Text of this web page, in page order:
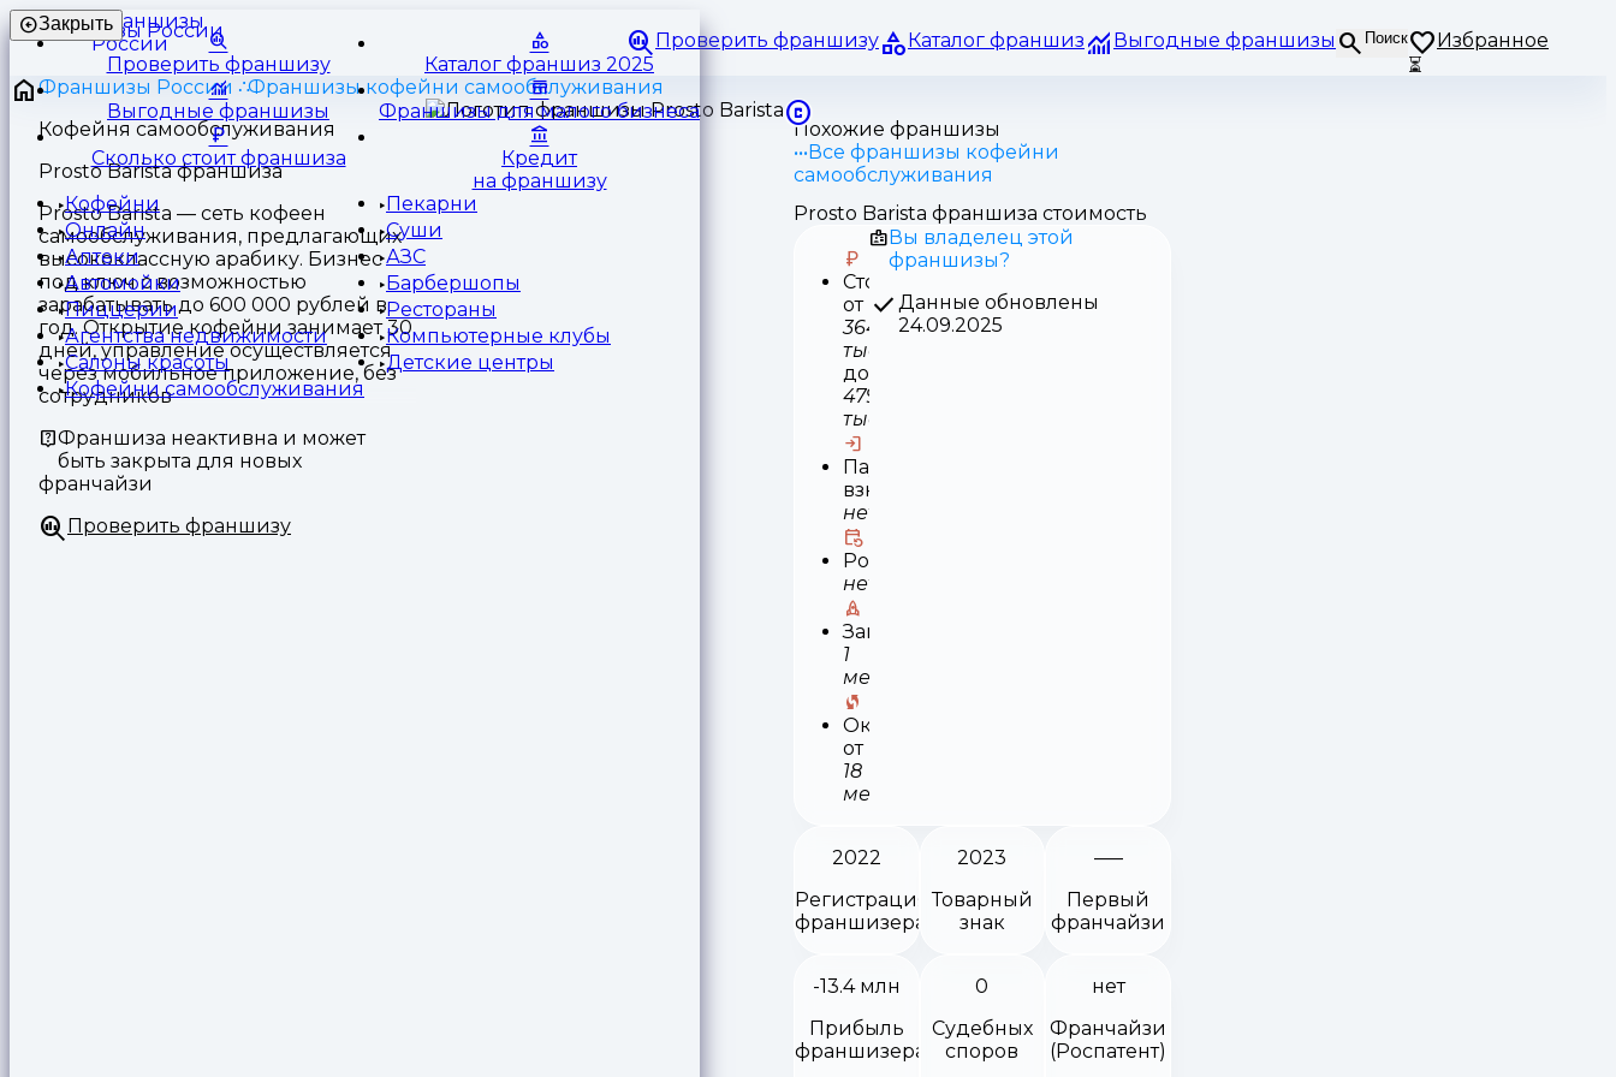
Франшизы
России
Проверить франшизу Каталог франшиз Выгодные франшизы Поиск
Избранное
⏳
Закрыть
Проверить франшизу Каталог франшиз 2025
Выгодные франшизы Франшизы для малого бизнеса
Сколько стоит франшиза
Кредит
на франшизу
Кофейни
Пекарни
Онлайн
Суши
Аптеки
АЗС
Автомойки
Барбершопы
Пиццерии
Рестораны
Агентства недвижимости
Компьютерные клубы
Салоны красоты
Детские центры
Кофейни самообслуживания
Франшизы России
Франшизы кофейни самообслуживания
Кофейня самообслуживания
Prosto Barista франшиза
Prosto Barista — сеть кофеен
самообслуживания, предлагающих
высококлассную арабику. Бизнес
под ключ с возможностью
зарабатывать до 600 000 рублей в
год. Открытие кофейни занимает 30
дней, управление осуществляется
через мобильное приложение, без
сотрудников
Франшиза неактивна и может
быть закрыта для новых
франчайзи
Проверить франшизу
Похожие франшизы
Все франшизы кофейни
самообслуживания
Prosto Barista франшиза стоимость
Стоимость
от
364
тыс
до
479
тыс
Паушальный
взнос
нет
Роялти
нет
Запуск
1
месяц
Окупаемость
от
18
месяцев
Вы владелец этой
франшизы?
Данные обновлены
24.09.2025
2022
Регистрация
франшизера
2023
Товарный
знак
Первый
франчайзи
-13.4 млн
Прибыль
франшизера
0
Судебных
споров
нет
Франчайзи
(Роспатент)